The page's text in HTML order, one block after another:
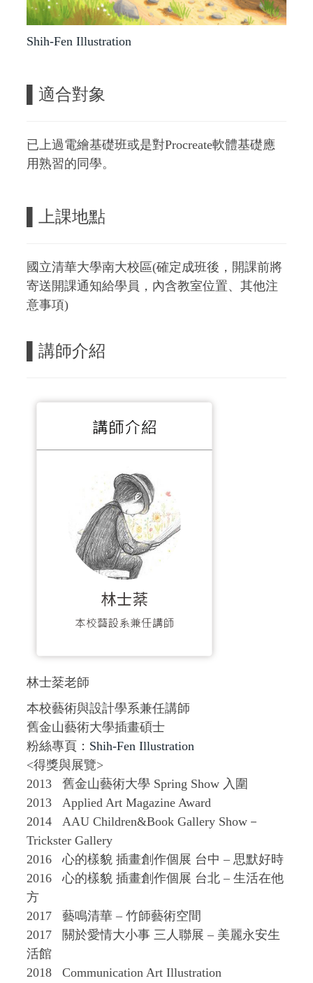
Shih-Fen Illustration
適合對象
已上過電繪基礎班或是對Procreate軟體基礎應
用熟習的同學。
上課地點
國立清華大學南大校區(確定成班後，開課前將
寄送開課通知給學員，內含教室位置、其他注
意事項)
講師介紹
林士棻老師
本校藝術與設計學系兼任講師
舊金山藝術大學插畫碩士
粉絲專頁： Shih-Fen Illustration
<得獎與展覽>
2013 舊金山藝術大學 Spring Show 入圍
2013 Applied Art Magazine Award
2014 AAU Children&Book Gallery Show－
Trickster Gallery
2016 心的樣貌 插畫創作個展 台中 – 思默好時
2016 心的樣貌 插畫創作個展 台北 – 生活在他
方
2017 藝鳴清華 – 竹師藝術空間
2017 關於愛情大小事 三人聯展 – 美麗永安生
活館
2018 Communication Art Illustration